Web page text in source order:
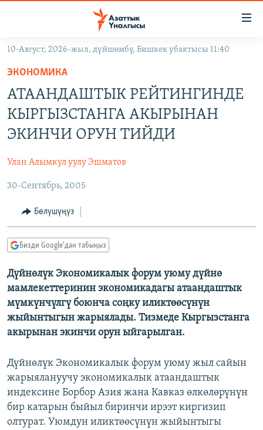
Навигацияга
өтүңүз
Издөөгө
салыңыз
САЯСАТ
МАДАНИЯТ
ДҮЙНӨ
УКРАИНА
ТВ ПРОГРАММАЛАР
БҮГҮН АЗАТТЫКТА
ЭКСПЕРТТЕР ТАЛДАЙТ
ДАНИСТЕ
ЭЖЕ-СИҢДИЛЕР
ЫҢГАЙСЫЗ СУРООЛОР
ПОДКАСТ
ӨЗГӨЧӨ ПИКИР
Русский
ОНЛАЙН ШЕРИНЕ
10-Август, 2026-жыл, дүйшөмбү, Бишкек убактысы 11:40
ЭКОНОМИКА
АТААНДАШТЫК РЕЙТИНГИНДЕ
КЫРГЫЗСТАНГА АКЫРЫНАН
ЭКИНЧИ ОРУН ТИЙДИ
Улан Алымкул уулу Эшматов
30-Сентябрь, 2005
Бөлүшүңүз
Бизди Google'дан табыңыз
Дүйнөлүк Экономикалык форум уюму дүйнө
мамлекеттеринин экономикадагы атаандаштык
мүмкүнчүлгү боюнча соңку иликтөөсүнүн
жыйынтыгын жарыялады. Тизмеде Кыргызстанга
акырынан экинчи орун ыйгарылган.
Дүйнөлүк Экономикалык форум уюму жыл сайын
жарыялануучу экономикалык атаандаштык
индексине Борбор Азия жана Кавказ өлкөлөрүнүн
бир катарын быйыл биринчи ирээт киргизип
олтурат. Уюмдун иликтөөсүнүн жыйынтыгы